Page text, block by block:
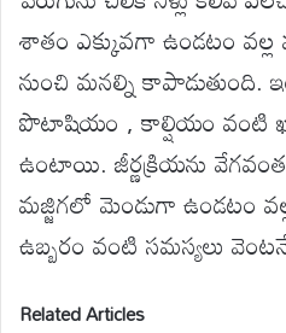
శాతం ఎక్కువగా ఉండటం
నుంచి మనల్ని కాపాడుతుంది.
పొటాషియం , కాల్షియం వంటి
ఉంటాయి. జీర్ణక్రియను
మజ్జిగలో మెండుగా ఉండటం
ఉబ్బరం వంటి సమస్యలు
Related Articles